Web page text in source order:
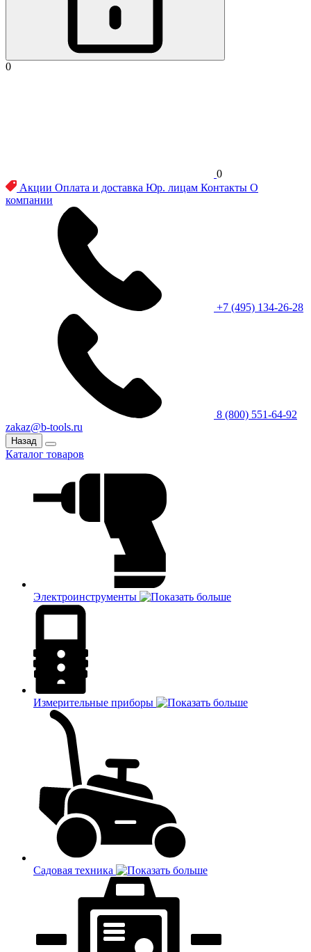
0
0
Акции Оплата и доставка Юр. лицам Контакты О
компании
+7 (495) 134-26-28
8 (800) 551-64-92
zakaz@b-tools.ru
Назад
Каталог товаров
Электроинструменты
Измерительные приборы
Садовая техника